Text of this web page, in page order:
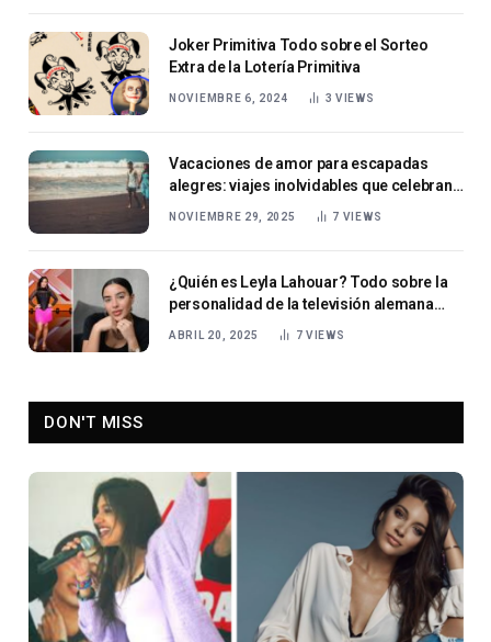
Joker Primitiva Todo sobre el Sorteo
Extra de la Lotería Primitiva
NOVIEMBRE 6, 2024 3VIEWS
Vacaciones de amor para escapadas
alegres: viajes inolvidables que celebran
el romance y la relajación
NOVIEMBRE 29, 2025 7 VIEWS
¿Quién es Leyla Lahouar? Todo sobre la
personalidad de la televisión alemana
ABRIL 20, 2025 7 VIEWS
DON'T MISS